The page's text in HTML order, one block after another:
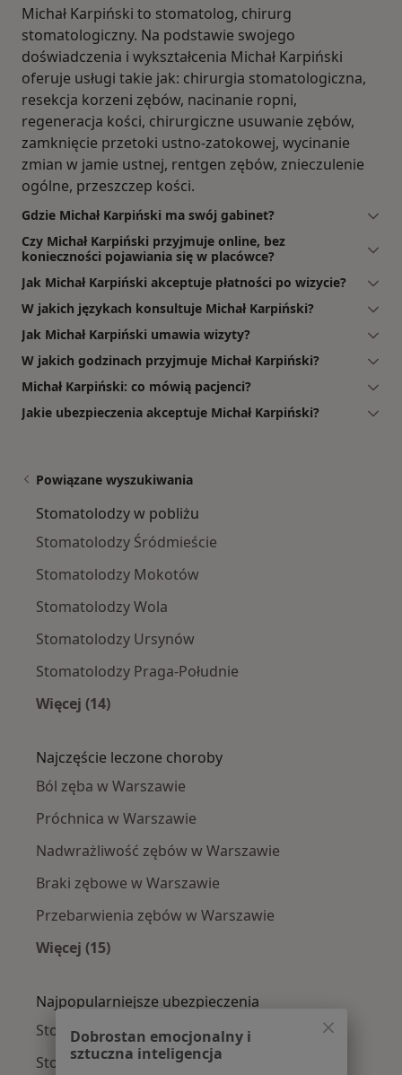
Michał Karpiński to stomatolog, chirurg
stomatologiczny. Na podstawie swojego
doświadczenia i wykształcenia Michał Karpiński
oferuje usługi takie jak: chirurgia stomatologiczna,
resekcja korzeni zębów, nacinanie ropni,
regeneracja kości, chirurgiczne usuwanie zębów,
zamknięcie przetoki ustno-zatokowej, wycinanie
zmian w jamie ustnej, rentgen zębów, znieczulenie
ogólne, przeszczep kości.
Gdzie Michał Karpiński ma swój gabinet?
Czy Michał Karpiński przyjmuje online, bez
konieczności pojawiania się w placówce?
Jak Michał Karpiński akceptuje płatności po wizycie?
W jakich językach konsultuje Michał Karpiński?
Jak Michał Karpiński umawia wizyty?
W jakich godzinach przyjmuje Michał Karpiński?
Michał Karpiński: co mówią pacjenci?
Jakie ubezpieczenia akceptuje Michał Karpiński?
Powiązane wyszukiwania
Stomatolodzy w pobliżu
Stomatolodzy Śródmieście
Stomatolodzy Mokotów
Stomatolodzy Wola
Stomatolodzy Ursynów
Stomatolodzy Praga-Południe
Więcej (14)
Najczęście leczone choroby
Ból zęba w Warszawie
Próchnica w Warszawie
Nadwrażliwość zębów w Warszawie
Braki zębowe w Warszawie
Przebarwienia zębów w Warszawie
Więcej (15)
Najpopularniejsze ubezpieczenia
Stomatolodzy z Medicover w Warszawie
Stomatolodzy z Allianz w Warszawie
Dobrostan emocjonalny i
sztuczna inteligencja